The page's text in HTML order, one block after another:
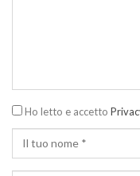
Ho letto e accetto